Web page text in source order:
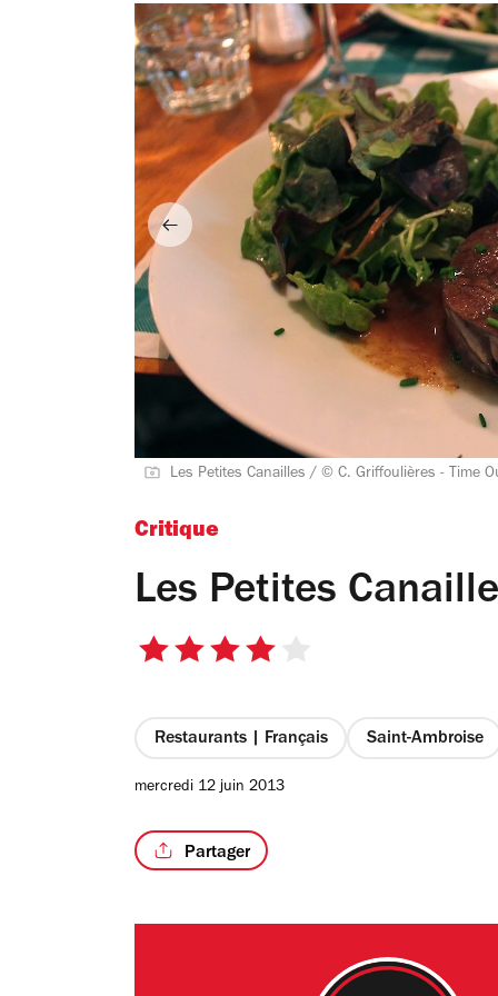
Les Petites Canailles / © C. Griffoulières - Time
Critique
Les Petites
4
étoiles
Restaurants | Français Saint-Ambroise
mercredi 12 juin 2013
Partager